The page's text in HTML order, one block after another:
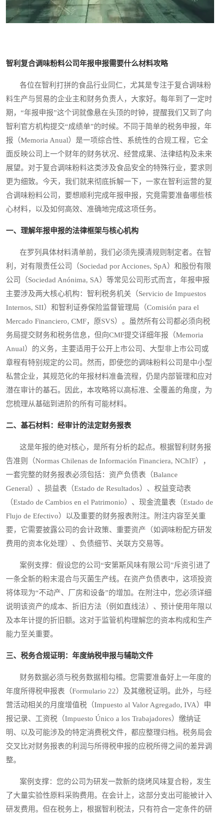
智利复合调味粉料公司年报申报需要什么材料攻略
各位在智利打拼的食品行业同仁，尤其是专注于复合调味粉
料生产与贸易的企业主和财务负责人，大家好。每年到了一定时
期，“年报申报”这个词就像悬在头顶的时钟，提醒我们又到了向
智利官方机构提交“成绩单”的时候。不同于简单的税务申报，年
报（Memoria Anual）是一项综合性、系统性的合规工程，它全
面反映公司上一个财年的财务状况、经营成果、法律结构及未来
展望。对于复合调味粉料这类涉及食品安全的特殊行业，要求则
更为细致。今天，我们就来彻底拆解一下，一家在智利运营的复
合调味粉料公司，要想顺利完成年报申报，究竟需要准备哪些核
心材料，以及如何高效、准确地完成这项任务。
一、理解年报申报的法律框架与核心机构
在罗列具体材料清单前，我们必须先摸清规则制定者。在智
利，对有限责任公司（Sociedad por Acciones, SpA）和股份有限
公司（Sociedad Anónima, SA）等常见公司形式而言，年报申报
主要涉及两大核心机构：智利税务机关（Servicio de Impuestos
Internos, SII）和智利证券保险监督管理局（Comisión para el
Mercado Financiero, CMF，原SVS）。虽然所有公司都必须向税
务局提交财务和税务信息，但向CMF提交详细年报（Memoria
Anual）的义务，主要适用于公开上市公司、大型非上市公司或
章程有特别规定的公司。然而，即使您的调味粉料公司是中小型
私营企业，其规范化的年报材料准备流程，仍是内部管理和应对
潜在审计的基石。因此，本攻略将以高标准、全覆盖的角度，为
您梳理从基础到进阶的所有可能材料。
二、基石材料：经审计的法定财务报表
这是年报的绝对核心，是所有分析的起点。根据智利财务报
告准则（Normas Chilenas de Información Financiera, NChIF），
一套完整的财务报表必须包括：资产负债表（Balance
General）、损益表（Estado de Resultados）、权益变动表
（Estado de Cambios en el Patrimonio）、现金流量表（Estado de
Flujo de Efectivo）以及重要的财务报表附注。附注内容至关重
要，它需要披露公司的会计政策、重要资产（如调味粉配方研发
费用的资本化处理）、负债细节、关联方交易等。
案例支撑：假设您的公司“安第斯风味有限公司”斥资引进了
一条全新的粉末混合与灭菌生产线。在资产负债表中，这项投资
将体现为“不动产、厂房和设备”的增加。在附注中，您必须详细
说明该资产的成本、折旧方法（例如直线法）、预计使用年限以
及本年计提的折旧额。这对于监管机构理解您的资本构成和生产
能力至关重要。
三、税务合规证明：年度纳税申报与辅助文件
财务数据必须与税务数据相勾稽。您需要准备好上一年度的
年度所得税申报表（Formulario 22）及其缴税证明。此外，与经
营活动相关的月度增值税（Impuesto al Valor Agregado, IVA）申
报记录、工资税（Impuesto Único a los Trabajadores）缴纳证
明、以及可能涉及的特定消费税文件，都应整理归档。税务局会
交叉比对财务报表的利润与所得税申报的应税所得之间的差异调
整。
案例支撑：您的公司为研发一款新的烧烤风味复合粉，发生
了大量实验性原料采购费用。在会计上，这部分支出可能被计入
研发费用。但在税务上，根据智利税法，只有符合一定条件的研